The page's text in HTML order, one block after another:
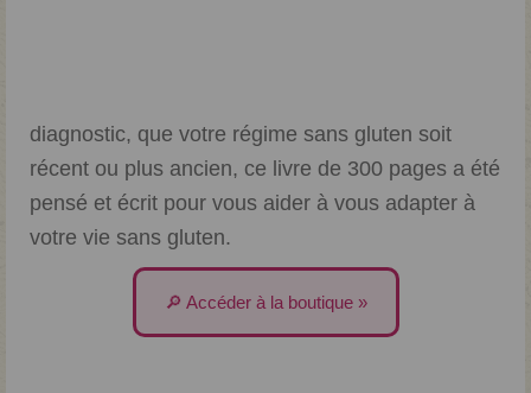
diagnostic, que votre régime sans gluten soit
récent ou plus ancien, ce livre de 300 pages a été
pensé et écrit pour vous aider à vous adapter à
votre vie sans gluten.
🔎 Accéder à la boutique »